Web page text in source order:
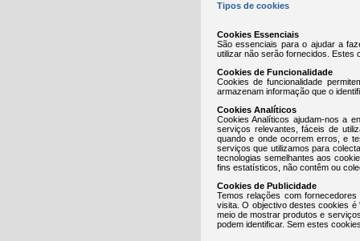
Tipos de cookies
Cookies Essenciais
São essenciais para o ajudar a
utilizar não serão fornecidos. Estes
Cookies de Funcionalidade
Cookies de funcionalidade
armazenam informação que o
Cookies Analíticos
Cookies Analíticos ajudam-nos a
serviços relevantes, fáceis de
quando e onde ocorrem erros, e
serviços que utilizamos para
tecnologias semelhantes aos
fins estatísticos, não contêm ou
Cookies de Publicidade
Temos relações com
visita. O objectivo destes cookies é
meio de mostrar produtos e
podem identificar. Sem estes